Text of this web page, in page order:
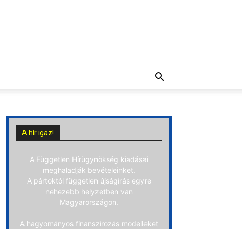
A hír igaz!
A Független Hírügynökség kiadásai
meghaladják bevételeinket.
A pártoktól független újságírás egyre
nehezebb helyzetben van
Magyarországon.
A hagyományos finanszírozás modelleket